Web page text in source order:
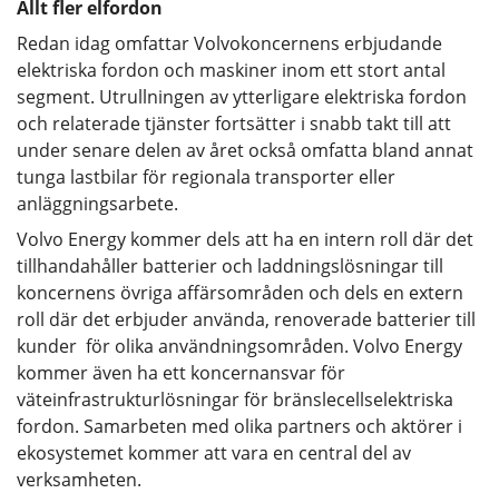
Allt fler elfordon
Redan idag omfattar Volvokoncernens erbjudande
elektriska fordon och maskiner inom ett stort antal
segment. Utrullningen av ytterligare elektriska fordon
och relaterade tjänster fortsätter i snabb takt till att
under senare delen av året också omfatta bland annat
tunga lastbilar för regionala transporter eller
anläggningsarbete.
Volvo Energy kommer dels att ha en intern roll där det
tillhandahåller batterier och laddningslösningar till
koncernens övriga affärsområden och dels en extern
roll där det erbjuder använda, renoverade batterier till
kunder för olika användningsområden. Volvo Energy
kommer även ha ett koncernansvar för
väteinfrastrukturlösningar för bränslecellselektriska
fordon. Samarbeten med olika partners och aktörer i
ekosystemet kommer att vara en central del av
verksamheten.